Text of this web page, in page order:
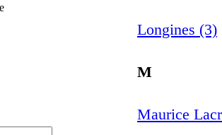
Longines (3)
M
Maurice